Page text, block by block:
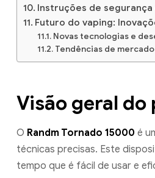
Instruções de
Futuro do vaping:
Novas tecnologias e
Tendências de
Visão geral
O Randm Tornado 15000 é
técnicas precisas. Este
tempo que é fácil de usar e